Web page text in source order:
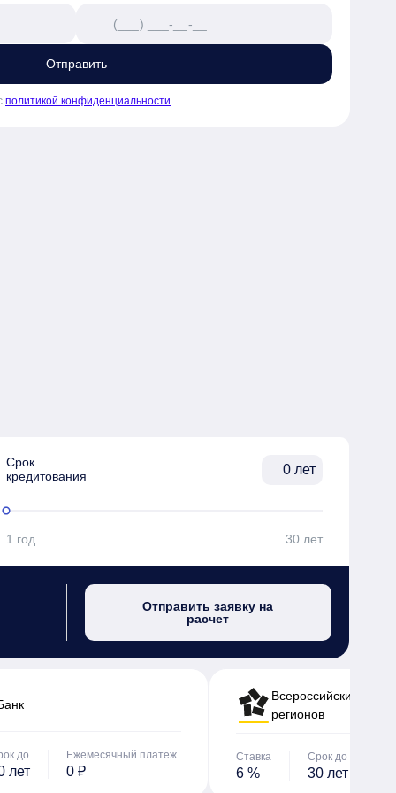
Отправить
политикой конфиденциальности
Срок
кредитования
лет
1 год 30 лет
Отправить заявку на
расчет
до
лет
Ежемесячный платеж
0 ₽
Всероссийский банк
регионов
Ставка
6 %
Срок до
30 лет